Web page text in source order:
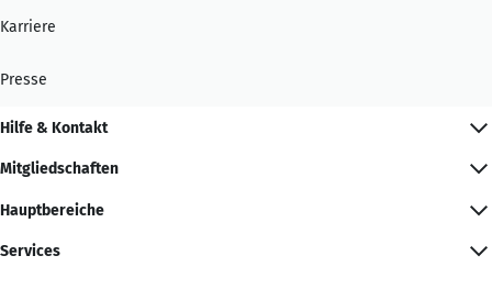
Karriere
Presse
Hilfe & Kontakt
Mitgliedschaften
Hauptbereiche
Services